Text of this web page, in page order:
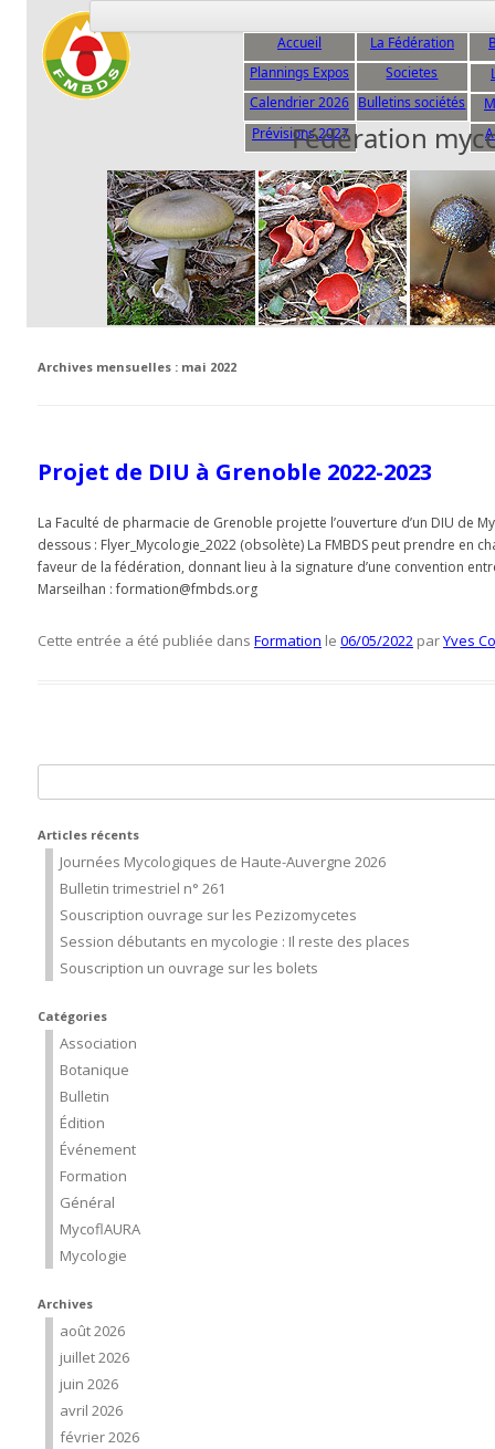
Accueil La Fédération
Plannings Expos Societes
Calendrier 2026
Prévisions 2027
Bulletins sociétés
Fédération
Archives mensuelles : mai 2022
Projet de DIU à Grenoble 2022-2023
La Faculté de pharmacie de Grenoble projette l’ouverture d’un DIU de
dessous : Flyer_Mycologie_2022 (obsolète) La FMBDS peut prendre
faveur de la fédération, donnant lieu à la signature d’une convention
Marseilhan : formation@fmbds.org
Cette entrée a été publiée dans Formation le 06/05/2022 parYves
Articles récents
Journées Mycologiques de Haute-Auvergne 2026
Bulletin trimestriel n° 261
Souscription ouvrage sur les Pezizomycetes
Session débutants en mycologie : Il reste des places
Souscription un ouvrage sur les bolets
Catégories
Association
Botanique
Bulletin
Édition
Événement
Formation
Général
MycoflAURA
Mycologie
Archives
août 2026
juillet 2026
juin 2026
avril 2026
février 2026